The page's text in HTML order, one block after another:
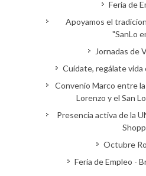
Feria de
Apoyamos el
"SanLo
Jornadas de
Cuídate, regálate vida
Convenio Marco entre
Lorenzo y el San
Presencia activa de la
Octubre
Feria de Empleo -